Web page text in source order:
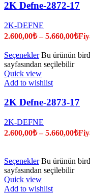
2K Defne-2872-17
2K-DEFNE
2.600,00₺ –5.660,00₺
Seçenekler Bu ürünün
sayfasından seçilebilir
Quick view
Add to wishlist
2K Defne-2873-17
2K-DEFNE
2.600,00₺ –5.660,00₺
Seçenekler Bu ürünün
sayfasından seçilebilir
Quick view
Add to wishlist